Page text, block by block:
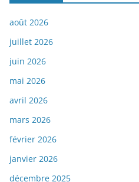
août 2026
juillet 2026
juin 2026
mai 2026
avril 2026
mars 2026
février 2026
janvier 2026
décembre 2025